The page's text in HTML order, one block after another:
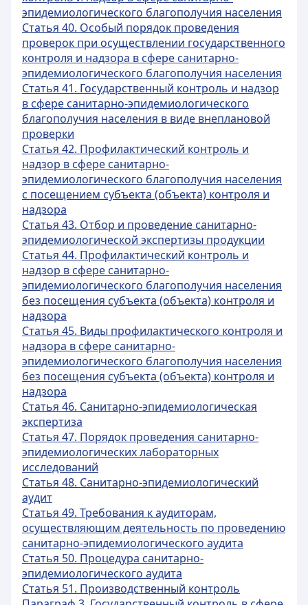
эпидемиологического благополучия населения
Статья 40. Особый порядок проведения
проверок при осуществлении государственного
контроля и надзора в сфере санитарно-
эпидемиологического благополучия населения
Статья 41. Государственный контроль и надзор
в сфере санитарно-эпидемиологического
благополучия населения в виде внеплановой
проверки
Статья 42. Профилактический контроль и
надзор в сфере санитарно-
эпидемиологического благополучия населения
с посещением субъекта (объекта) контроля и
надзора
Статья 43. Отбор и проведение санитарно-
эпидемиологической экспертизы продукции
Статья 44. Профилактический контроль и
надзор в сфере санитарно-
эпидемиологического благополучия населения
без посещения субъекта (объекта) контроля и
надзора
Статья 45. Виды профилактического контроля и
надзора в сфере санитарно-
эпидемиологического благополучия населения
без посещения субъекта (объекта) контроля и
надзора
Статья 46. Санитарно-эпидемиологическая
экспертиза
Статья 47. Порядок проведения санитарно-
эпидемиологических лабораторных
исследований
Статья 48. Санитарно-эпидемиологический
аудит
Статья 49. Требования к аудиторам,
осуществляющим деятельность по проведению
санитарно-эпидемиологического аудита
Статья 50. Процедура санитарно-
эпидемиологического аудита
Статья 51. Производственный контроль